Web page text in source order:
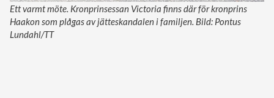
Ett varmt möte. Kronprinsessan Victoria finns där för kronprins
Haakon som plågas av jätteskandalen i familjen. Bild: Pontus
Lundahl/TT